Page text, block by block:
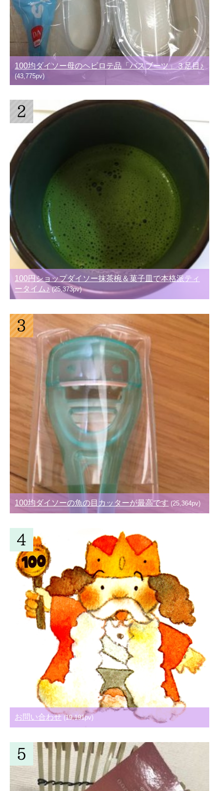
100均ダイソー母のヘビロテ品「バスブーツ」３足目♪
(43,775pv)
100円ショップダイソー抹茶椀＆菓子皿で本格派ティ
ータイム♪ (25,373pv)
100均ダイソーの魚の目カッターが最高です (25,364pv)
お問い合わせ (19,191pv)